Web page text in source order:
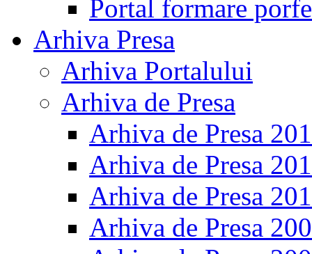
Portal formare
Arhiva Presa
Arhiva Portalului
Arhiva de Presa
Arhiva de Presa
Arhiva de Presa
Arhiva de Presa
Arhiva de Presa